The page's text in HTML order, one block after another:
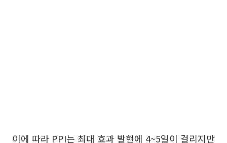
이에 따라 PPI는 최대 효과 발현에 4~5일이 걸리지만